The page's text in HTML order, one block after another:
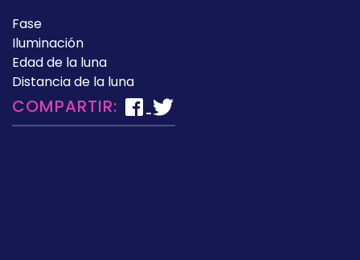
Fase
Iluminación
Edad de la luna
Distancia de la luna
COMPARTIR: